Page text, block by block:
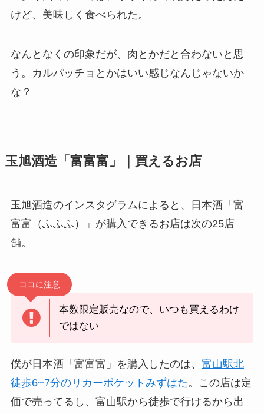
けど、美味しく食べられた。
なんとなくの印象だが、肉とかだと合わないと思
う。カルパッチョとかはいい感じなんじゃないか
な？
玉旭酒造「富富富」｜買えるお店
玉旭酒造のインスタグラムによると、日本酒「富
富富（ふふふ）」が購入できるお店は次の25店
舗。
ココに注意
本数限定販売なので、いつも買えるわけ
ではない
僕が日本酒「富富富」を購入したのは、 富山駅北
徒歩6~7分のリカーポケットみずはた。この店は定
価で売ってるし、富山駅から徒歩で行けるから出